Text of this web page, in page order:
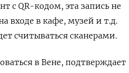
с QR-кодом, эта запись не
входе в кафе, музей и т.д.
считываться сканерами.
в Вене, подтверждает